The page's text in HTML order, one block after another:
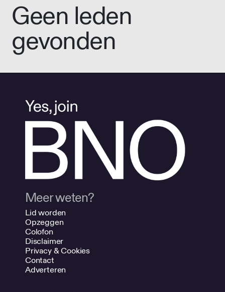
Geen leden
gevonden
Meer weten?
Lid worden
Opzeggen
Colofon
Disclaimer
Privacy & Cookies
Contact
Adverteren